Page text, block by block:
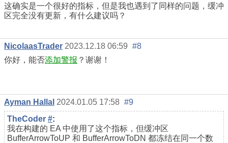
这确实是一个很好的指标，但是我也遇到了同样的问题，缓冲
区完全没有更新，有什么建议吗？
NicolaasTrader 2023.12.18 06:59 #8
你好，能否添加警报 ？谢谢！
Ayman Hallal 2024.01.05 17:58 #9
TheCoder #:
我在构建的 EA 中使用了这个指标，但缓冲区
BufferArrowToUP 和 BufferArrowToDN 都冻结在同一个数